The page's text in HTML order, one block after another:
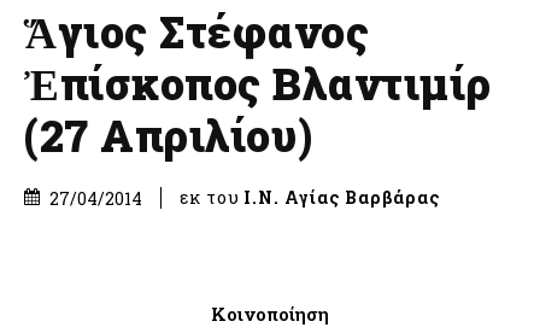
Ἅγιος Στέφανος
Ἐπίσκοπος Βλαντιμίρ
(27 Απριλίου)
27/04/2014 εκ του Ι.Ν. Αγίας Βαρβάρας
Κοινοποίηση